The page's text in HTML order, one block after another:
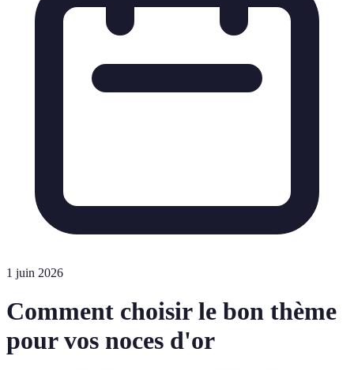
1 juin 2026
Comment choisir le bon thème
pour vos noces d'or